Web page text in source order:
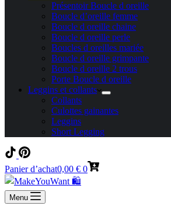
Présentoir Boucle d oreille
Boucle d’oreille femme
Boucle d oreille chaine
Boucle d oreille perle
Boucles d oreilles mariée
Boucle d oreille grimpante
Boucle d oreille 2 trous
Porte Boucle d oreille
Leggins et collants
Collants
Culottes gainantes
Leggins
Short Legging
Panier d’achat0,00 € 0
Menu